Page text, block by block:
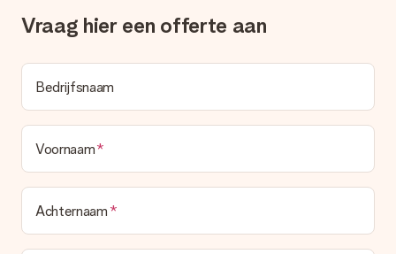
Vraag hier een offerte aan
Bedrijfsnaam
Voornaam
Achternaam